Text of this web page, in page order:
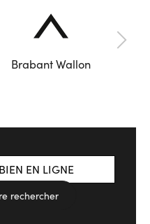
rechercher
Brabant Wallon
EN LIGNE